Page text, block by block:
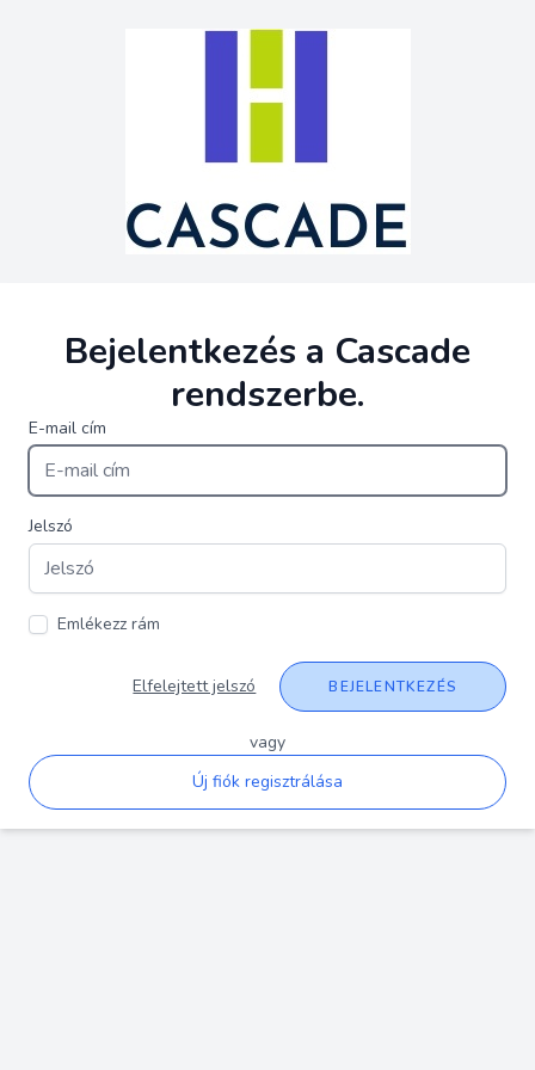
Bejelentkezés a Cascade
rendszerbe.
E-mail cím
Jelszó
Emlékezz rám
Elfelejtett jelszó BEJELENTKEZÉS
vagy
Új fiók regisztrálása